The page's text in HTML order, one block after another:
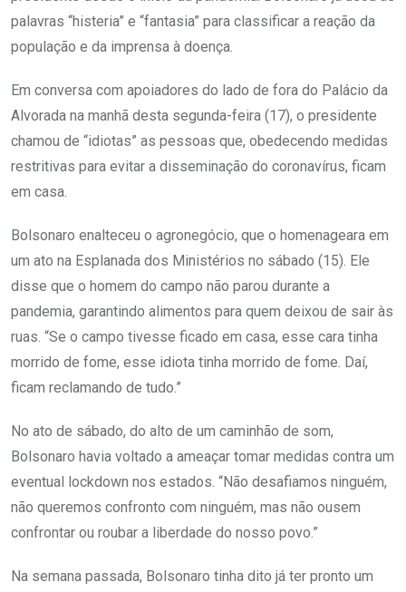
palavras “histeria” e “fantasia” para classificar a reação da
população e da imprensa à doença.
Em conversa com apoiadores do lado de fora do Palácio da
Alvorada na manhã desta segunda-feira (17), o presidente
chamou de “idiotas” as pessoas que, obedecendo medidas
restritivas para evitar a disseminação do coronavírus, ficam
em casa.
Bolsonaro enalteceu o agronegócio, que o homenageara em
um ato na Esplanada dos Ministérios no sábado (15). Ele
disse que o homem do campo não parou durante a
pandemia, garantindo alimentos para quem deixou de sair às
ruas. “Se o campo tivesse ficado em casa, esse cara tinha
morrido de fome, esse idiota tinha morrido de fome. Daí,
ficam reclamando de tudo.”
No ato de sábado, do alto de um caminhão de som,
Bolsonaro havia voltado a ameaçar tomar medidas contra um
eventual lockdown nos estados. “Não desafiamos ninguém,
não queremos confronto com ninguém, mas não ousem
confrontar ou roubar a liberdade do nosso povo.”
Na semana passada, Bolsonaro tinha dito já ter pronto um